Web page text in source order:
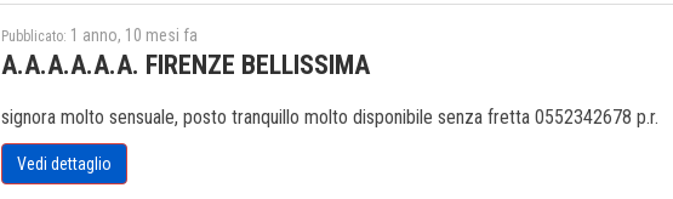
Pubblicato: 1 anno, 10 mesi fa
A.A.A.A.A.A. FIRENZE BELLISSIMA
signora molto sensuale, posto tranquillo molto disponibile senza fretta 0552342678 p.r.
Vedi dettaglio